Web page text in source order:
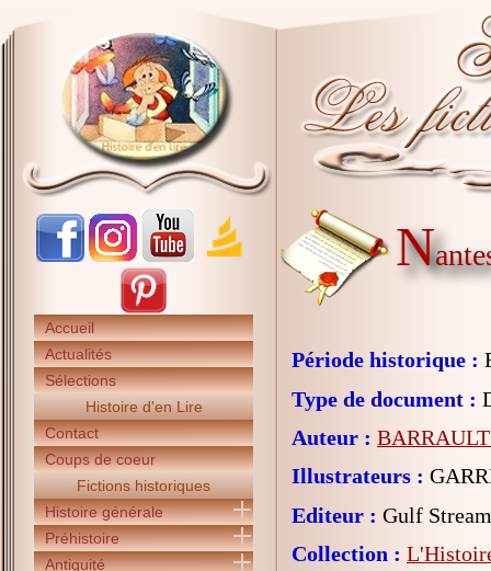
Accueil
Actualités
Sélections
Histoire d'en Lire
Contact
Coups de coeur
Fictions historiques
Histoire générale
Préhistoire
Antiquité
N
Période historique :
Type de document :
Auteur :
Illustrateurs :
Editeur : Gulf Stream
Collection :